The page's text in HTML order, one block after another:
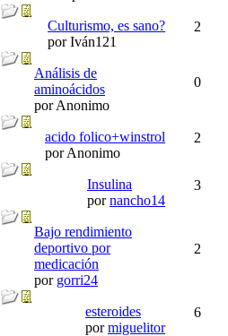
Culturismo, es sano?
por Iván121
2
Análisis de
aminoácidos
por Anonimo
0
acido folico+winstrol
por Anonimo
2
Insulina
pornancho14
3
Bajo rendimiento
deportivo por
medicación
por gorri24
2
esteroides
pormiguelitor
6